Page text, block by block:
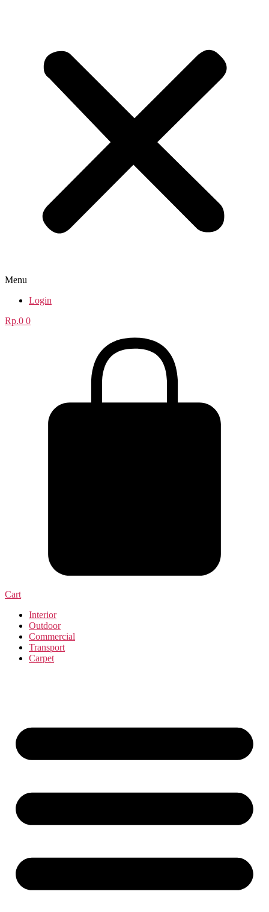
Menu
Login
Rp.0 0
Cart
Interior
Outdoor
Commercial
Transport
Carpet